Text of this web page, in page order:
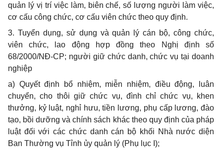
quản lý vị trí việc làm, biên chế, số lượng người làm việc,
cơ cấu công chức, cơ cấu viên chức theo quy định.
3. Tuyển dụng, sử dụng và quản lý cán bộ, công chức,
viên chức, lao động hợp đồng theo Nghị định số
68/2000/NĐ-CP; người giữ chức danh, chức vụ tại doanh
nghiệp
a) Quyết định bổ nhiệm, miễn nhiệm, điều động, luân
chuyển, cho thôi giữ chức vụ, đình chỉ chức vụ, khen
thưởng, kỷ luật, nghỉ hưu, tiền lương, phụ cấp lương, đào
tạo, bồi dưỡng và chính sách khác theo quy định của pháp
luật đối với các chức danh cán bộ khối Nhà nước diện
Ban Thường vụ Tỉnh ủy quản lý (Phụ lục I);